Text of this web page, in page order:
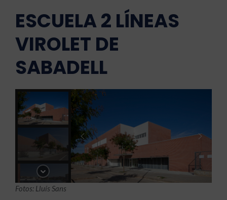
ESCUELA 2 LÍNEAS
VIROLET DE
SABADELL
Fotos: Lluís Sans